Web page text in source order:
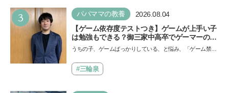
3 パパママの教養 2026.08.04
【ゲーム依存度テストつき】ゲームが上手い子
は勉強もできる？御三家中高卒でゲーマーの医
師・阿部智史さんが教えるゲームしながら受験
うちの子、ゲームばっかりしている、と悩み、「ゲーム禁
も…
#三輪泉